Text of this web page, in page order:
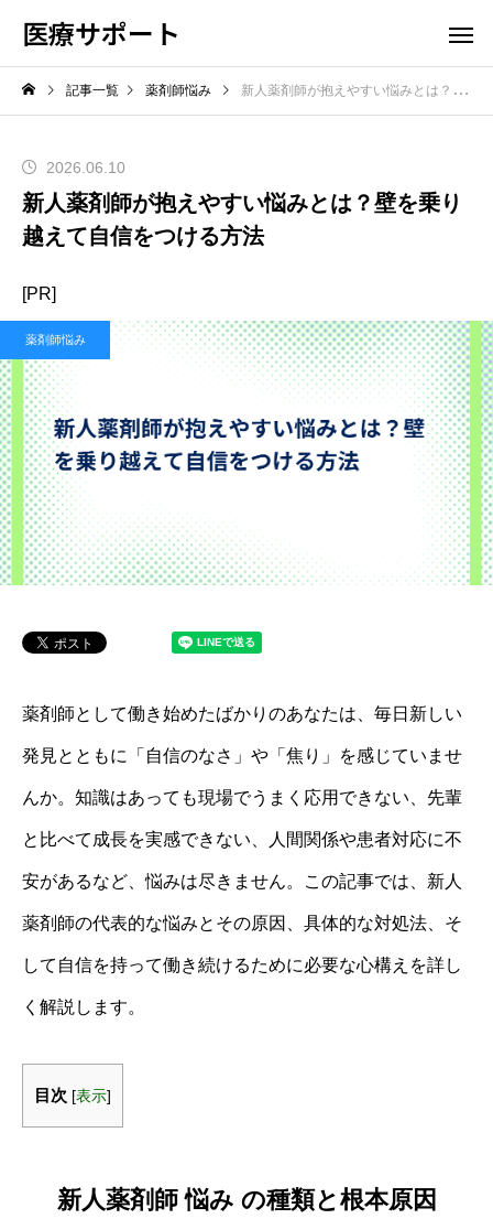
医療サポート
記事一覧 薬剤師悩み 新人薬剤師が抱えやすい悩みとは？壁を乗り越えて自信をつける方法
2026.06.10
新人薬剤師が抱えやすい悩みとは？壁を乗り
越えて自信をつける方法
[PR]
薬剤師悩み
薬剤師として働き始めたばかりのあなたは、毎日新しい
発見とともに「自信のなさ」や「焦り」を感じていませ
んか。知識はあっても現場でうまく応用できない、先輩
と比べて成長を実感できない、人間関係や患者対応に不
安があるなど、悩みは尽きません。この記事では、新人
薬剤師の代表的な悩みとその原因、具体的な対処法、そ
して自信を持って働き続けるために必要な心構えを詳し
く解説します。
目次 [表示]
新人薬剤師 悩み の種類と根本原因